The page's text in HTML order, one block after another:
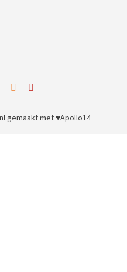
gemaakt met ♥Apollo14